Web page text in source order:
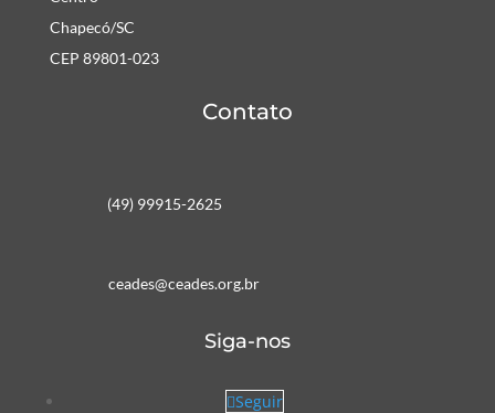
Chapecó/SC
CEP 89801-023
Contato
(49) 99915-2625
ceades@ceades.org.br
Siga-nos
Seguir